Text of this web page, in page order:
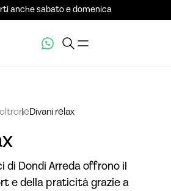
anche sabato e domenica
Divani relax
di Dondi Arreda offrono il
e della praticità grazie a